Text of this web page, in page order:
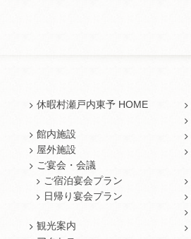
休暇村瀬戸内東予 HOME
館内施設
屋外施設
ご宴会・会議
ご宿泊宴会プラン
日帰り宴会プラン
観光案内